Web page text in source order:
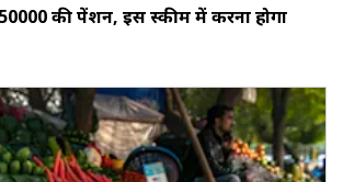
की पेंशन, इस स्‍कीम में करना होगा